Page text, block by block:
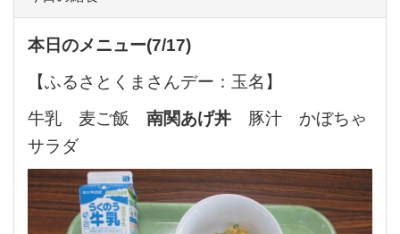
本日のメニュー(7/17)
【ふるさとくまさんデー：玉名】
牛乳 麦ご飯 南関あげ丼 豚汁 かぼちゃ
サラダ